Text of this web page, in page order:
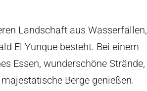
Landschaft aus Wasserfällen,
El Yunque besteht. Bei einem
Essen, wunderschöne Strände,
Berge genießen.